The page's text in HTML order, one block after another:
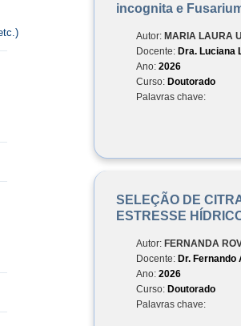
incognita e
Autor: MARIA LAURA
Docente: Dra. Luciana
Ano: 2026
Curso: Doutorado
Palavras chave:
SELEÇÃO DE
ESTRESSE
Autor: FERNANDA
Docente: Dr.
Ano: 2026
Curso: Doutorado
Palavras chave: